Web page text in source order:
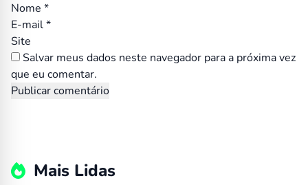
Nome *
E-mail*
Site
Salvar meus dados neste navegador para a próxima vez
que eu comentar.
Mais Lidas